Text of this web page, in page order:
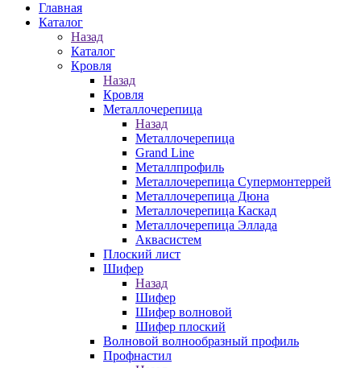
Главная
Каталог
Назад
Каталог
Кровля
Назад
Кровля
Металлочерепица
Назад
Металлочерепица
Grand Line
Металлпрофиль
Металлочерепица Супермонтеррей
Металлочерепица Дюна
Металлочерепица Каскад
Металлочерепица Эллада
Аквасистем
Плоский лист
Шифер
Назад
Шифер
Шифер волновой
Шифер плоский
Волновой волнообразный профиль
Профнастил